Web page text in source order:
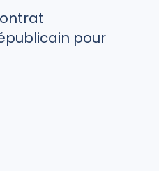
pour